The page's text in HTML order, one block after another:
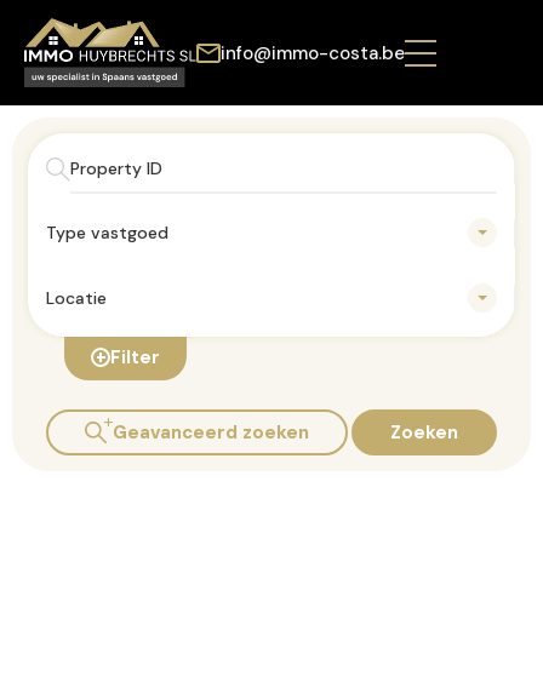
info@immo-costa.be
Type vastgoed
Locatie
Filter
Geavanceerd zoeken Zoeken